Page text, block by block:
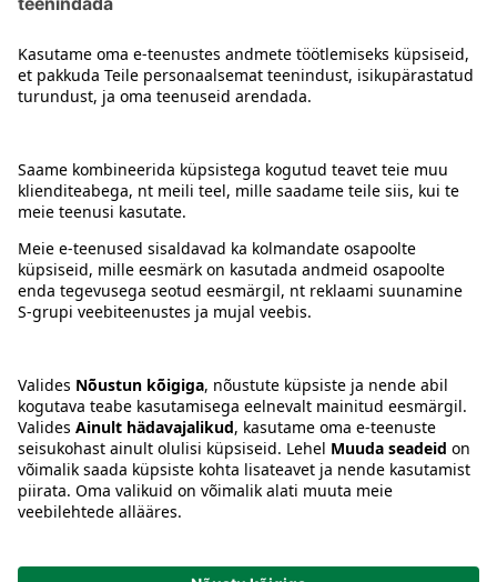
Juhised
Tingimused
Keel:ETENRU